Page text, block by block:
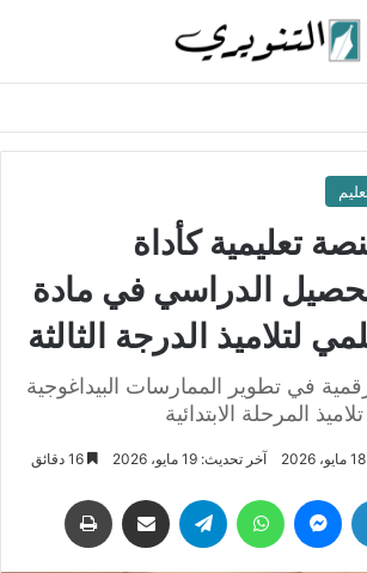
تعليمية كأداة
الدراسي في مادة
لتلاميذ الدرجة الثالثة
في تطوير الممارسات البيداغوجية
المرحلة الابتدائية
18 مايو، 2026 آخر تحديث: 19 مايو، 2026
لينكدإن ماسنجر واتساب تيلقرام مشاركة عبر البريد